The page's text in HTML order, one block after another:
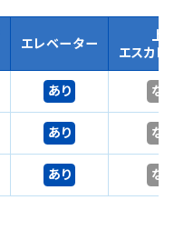
エレベーター
上
エスカレ
あり な
あり な
あり な